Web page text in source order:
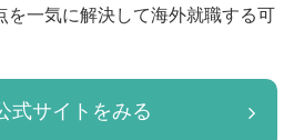
を一気に解決して海外就職する可
式サイトをみる